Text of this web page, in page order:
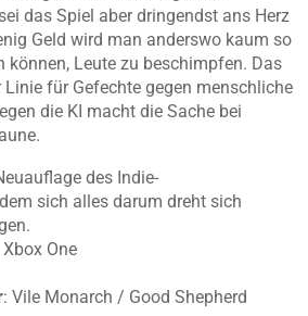
das Spiel aber dringendst ans Herz
Geld wird man anderswo kaum so
können, Leute zu beschimpfen. Das
für Gefechte gegen menschliche
die KI macht die Sache bei
des Indie-
sich alles darum dreht sich
Xbox One
: Vile Monarch / Good Shepherd